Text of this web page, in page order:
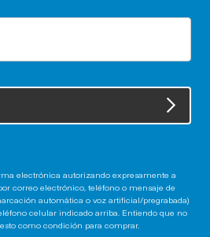
electrónica autorizando expresamente a
correo electrónico, teléfono o mensaje de
automática o voz artificial/pregrabada)
celular indicado arriba. Entiendo que no
como condición para comprar.